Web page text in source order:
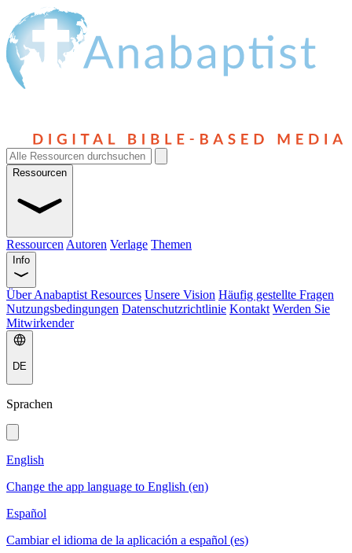
Ressourcen
Ressourcen Autoren Verlage Themen
Info
Über Anabaptist Resources Unsere Vision Häufig gestellte Fragen
Nutzungsbedingungen Datenschutzrichtlinie Kontakt Werden Sie
Mitwirkender
DE
Sprachen
English
Change the app language to English (en)
Español
Cambiar el idioma de la aplicación a español (es)